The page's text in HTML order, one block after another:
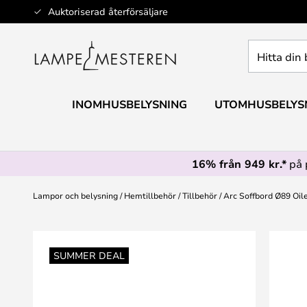
Auktoriserad återförsäljare
Hoppa
till
din
INOMHUSBELYSNING
16% från 949 kr.* på
Lampor och belysning Hemtillbehör Tillbehör Arc Soffbord Ø89
SUMMER DEAL